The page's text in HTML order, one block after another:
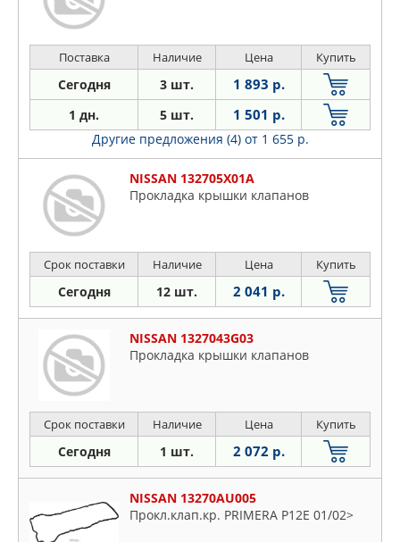
Поставка Наличие Цена Купить
Сегодня 3 шт. 1 893 р.
1 дн. 5 шт. 1 501 р.
Другие предложения (4) от 1 655 р.
NISSAN 132705X01A
Прокладка крышки клапанов
Срок поставки Наличие Цена Купить
Сегодня 12 шт. 2 041 р.
NISSAN 1327043G03
Прокладка крышки клапанов
Срок поставки Наличие Цена Купить
Сегодня 1 шт. 2 072 р.
NISSAN 13270AU005
Прокл.клап.кр. PRIMERA P12E 01/02>